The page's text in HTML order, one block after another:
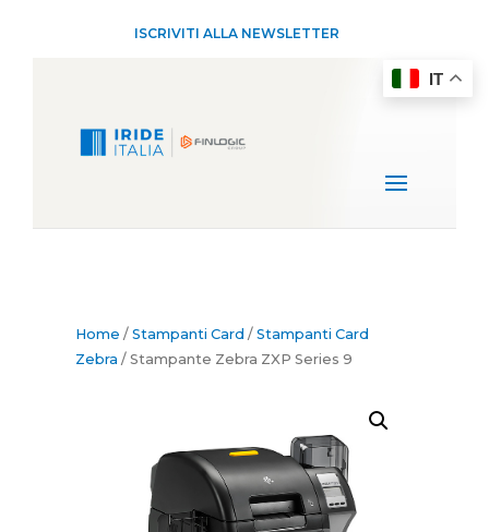
ISCRIVITI ALLA NEWSLETTER
Home / Stampanti Card / Stampanti Card
Zebra / Stampante Zebra ZXP Series 9
IT